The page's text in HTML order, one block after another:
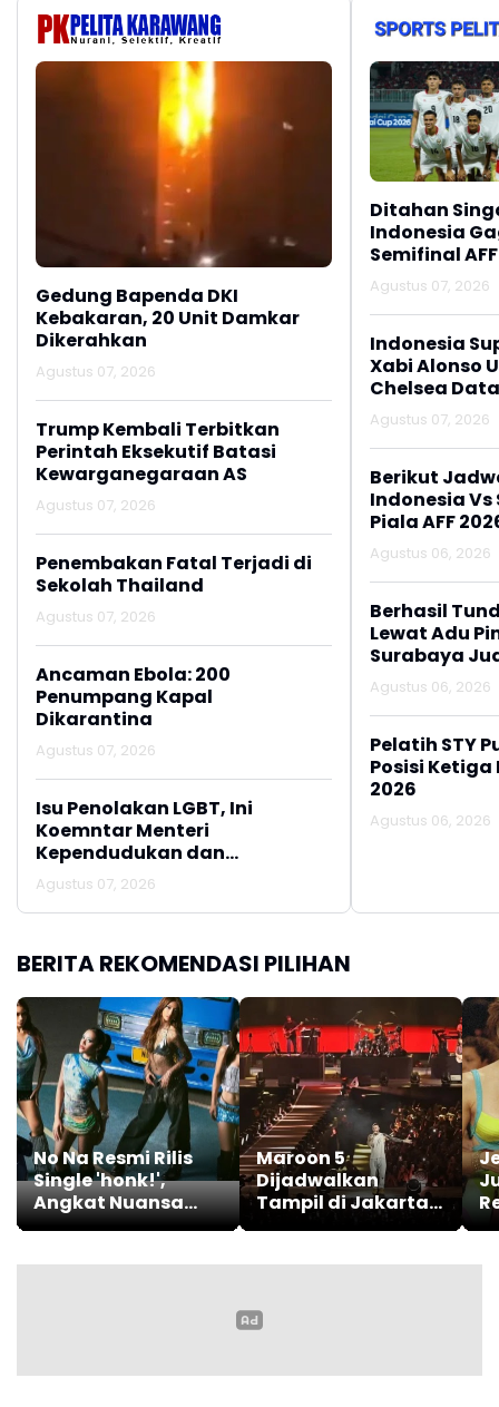
Gedung Bapenda DKI
Kebakaran, 20 Unit Damkar
Dikerahkan
Agustus 07, 2026
Trump Kembali Terbitkan
Perintah Eksekutif Batasi
Kewarganegaraan AS
Agustus 07, 2026
Penembakan Fatal Terjadi di
Sekolah Thailand
Agustus 07, 2026
Ancaman Ebola: 200
Penumpang Kapal
Dikarantina
Agustus 07, 2026
Isu Penolakan LGBT, Ini
Koemntar Menteri
Kependudukan dan
Pembangunan Keluarga
Agustus 07, 2026
Ditahan
Indonesia
Semifinal
Agustus 07, 2026
Indonesia
Xabi Alonso
Chelsea
Agustus 07, 2026
Berikut
Indonesia
Piala AFF
Agustus 06, 2026
Berhasil
Lewat Adu
Surabaya
2026
Agustus 06, 2026
Pelatih STY
Posisi Ketiga
2026
Agustus 06, 2026
BERITA REKOMENDASI PILIHAN
No Na Resmi Rilis
Single 'honk!',
Angkat Nuansa
Lokal dalam
Maroon 5
Dijadwalkan
Tampil di Jakarta
pada Februari 2027